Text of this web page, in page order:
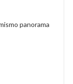
panorama